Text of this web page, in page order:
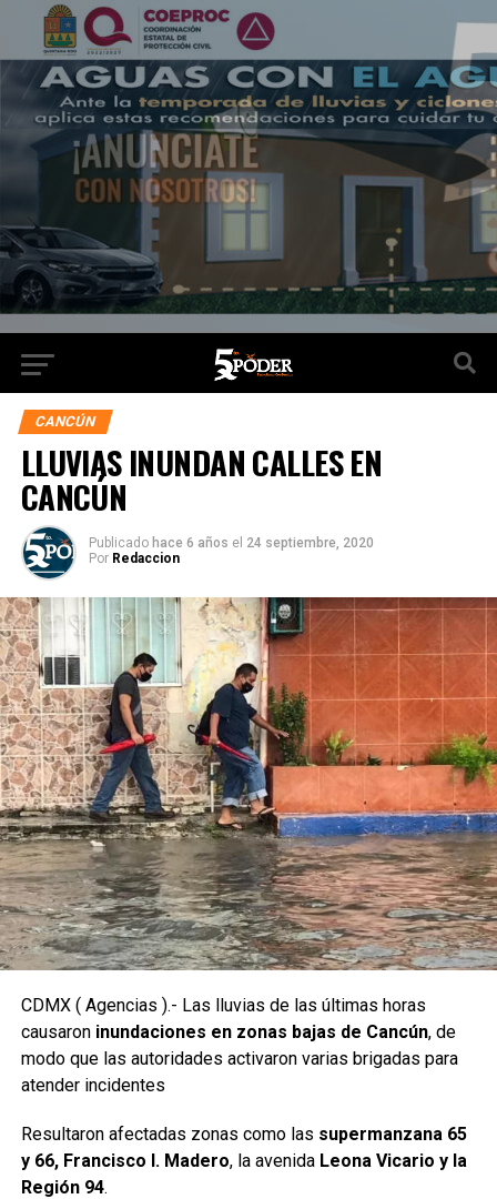
CANCÚN
LLUVIAS INUNDAN CALLES EN
CANCÚN
Publicado hace 6 años el 24 septiembre, 2020
Por Redaccion
CDMX ( Agencias ).- Las lluvias de las últimas horas
causaron inundaciones en zonas bajas de Cancún, de
modo que las autoridades activaron varias brigadas para
atender incidentes
Resultaron afectadas zonas como las supermanzana 65
y 66, Francisco I. Madero, la avenida Leona Vicario y la
Región 94.